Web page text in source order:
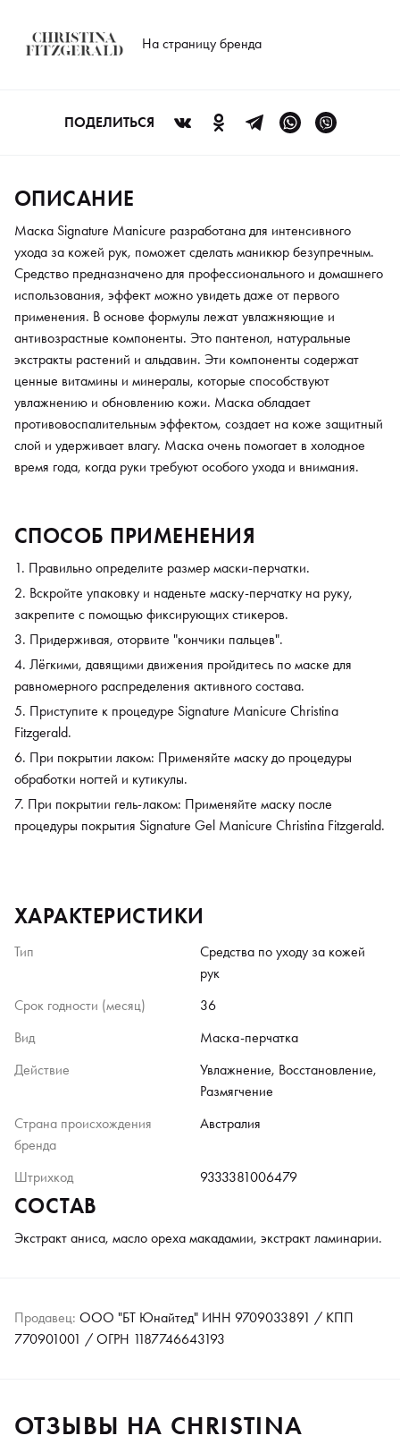
антивозрастные компоненты. Это пантенол, натуральные
экстракты растений и альдавин. Эти компоненты содержат
противовоспалительным эффектом, создает на коже защитный
слой и удерживает влагу. Маска очень помогает в холодное
На страницу бренда
ПОДЕЛИТЬСЯ
ОПИСАНИЕ
Маска Signature Manicure разработана для интенсивного
ухода за кожей рук, поможет сделать маникюр безупречным.
Средство предназначено для профессионального и домашнего
использования, эффект можно увидеть даже от первого
применения. В основе формулы лежат увлажняющие и
антивозрастные компоненты. Это пантенол, натуральные
экстракты растений и альдавин. Эти компоненты содержат
ценные витамины и минералы, которые способствуют
увлажнению и обновлению кожи. Маска обладает
противовоспалительным эффектом, создает на коже защитный
слой и удерживает влагу. Маска очень помогает в холодное
время года, когда руки требуют особого ухода и внимания.
СПОСОБ ПРИМЕНЕНИЯ
Правильно определите размер маски-перчатки.
Вскройте упаковку и наденьте маску-перчатку на руку,
закрепите с помощью фиксирующих стикеров.
Придерживая, оторвите "кончики пальцев".
Лёгкими, давящими движения пройдитесь по маске для
равномерного распределения активного состава.
Приступите к процедуре Signature Manicure Christina
Fitzgerald.
При покрытии лаком: Применяйте маску до процедуры
обработки ногтей и кутикулы.
При покрытии гель-лаком: Применяйте маску после
процедуры покрытия Signature Gel Manicure Christina Fitzgerald.
ХАРАКТЕРИСТИКИ
Тип
Средства по уходу за кожей
рук
Срок годности (месяц)
36
Вид
Маска-перчатка
Действие
Увлажнение, Восстановление,
Размягчение
Страна происхождения
бренда
Австралия
Штрихкод 9333381006479
СОСТАВ
Экстракт аниса, масло ореха макадамии, экстракт ламинарии.
Продавец: ООО "БТ Юнайтед" ИНН 9709033891 / КПП
770901001 / ОГРН 1187746643193
ОТЗЫВЫ НА CHRISTINA